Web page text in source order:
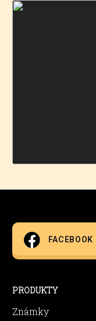
FACEBOOK
PRODUKTY
Známky